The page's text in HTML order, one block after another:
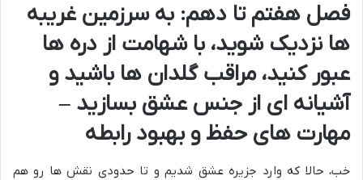
فصل هفتم تا دهم: به سرزمین غریبه
ها نزدیک شوید، با شهامت از دره ها
عبور کنید، مراقب گلدان ها باشید و
آشیانه ای از جنس عشق بسازید –
مهارت های حفظ و بهبود رابطه
خب، حالا که وارد جزیره عشق شدیم و تا حدودی نقش ها رو هم